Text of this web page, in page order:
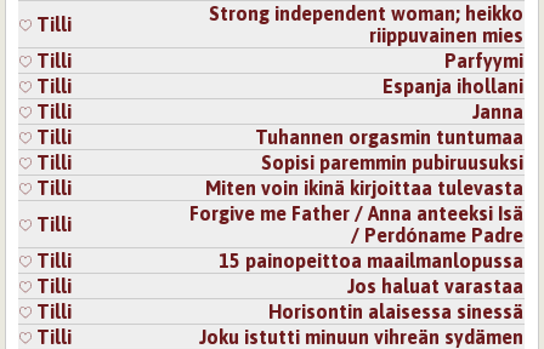
Tilli
Strong independent woman; heikko
riippuvainen mies
Tilli
Parfyymi
Tilli
Espanja ihollani
Tilli
Janna
Tilli
Tuhannen orgasmin tuntumaa
Tilli
Sopisi paremmin pubiruusuksi
Tilli
Miten voin ikinä kirjoittaa tulevasta
Tilli
Forgive me Father / Anna anteeksi Isä
/ Perdóname Padre
Tilli
15 painopeittoa maailmanlopussa
Tilli
Jos haluat varastaa
Tilli
Horisontin alaisessa sinessä
Tilli
Joku istutti minuun vihreän sydämen